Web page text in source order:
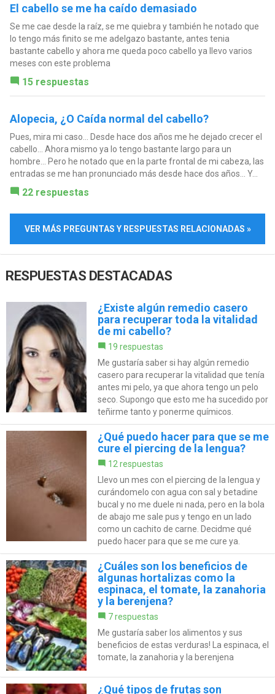
El cabello se me ha caído demasiado
Se me cae desde la raíz, se me quiebra y también he notado que
lo tengo más finito se me adelgazo bastante, antes tenia
bastante cabello y ahora me queda poco cabello ya llevo varios
meses con este problema
15 respuestas
Alopecia, ¿O Caída normal del cabello?
Pues, mira mi caso... Desde hace dos años me he dejado crecer el
cabello... Ahora mismo ya lo tengo bastante largo para un
hombre... Pero he notado que en la parte frontal de mi cabeza, las
entradas se me han pronunciado más desde hace dos años... Y...
22 respuestas
VER MÁS PREGUNTAS Y RESPUESTAS RELACIONADAS »
RESPUESTAS DESTACADAS
¿Existe algún remedio casero
para recuperar toda la vitalidad
de mi cabello?
19 respuestas
Me gustaría saber si hay algún remedio
casero para recuperar la vitalidad que tenía
antes mi pelo, ya que ahora tengo un pelo
seco. Supongo que esto me ha sucedido por
teñirme tanto y ponerme químicos.
¿Qué puedo hacer para que se me
cure el piercing de la lengua?
12 respuestas
Llevo un mes con el piercing de la lengua y
curándomelo con agua con sal y betadine
bucal y no me duele ni nada, pero en la bola
de abajo me sale pus y tengo en un lado
como un cachito de carne. Decidme qué
puedo hacer para que se me cure ya.
¿Cuáles son los beneficios de
algunas hortalizas como la
espinaca, el tomate, la zanahoria
y la berenjena?
7 respuestas
Me gustaría saber los alimentos y sus
beneficios de estas verduras! La espinaca, el
tomate, la zanahoria y la berenjena
¿Qué tipos de frutas son